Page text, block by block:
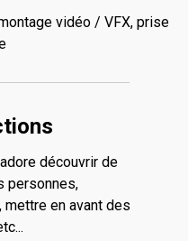
vidéo / VFX, prise
découvrir de
personnes,
en avant des